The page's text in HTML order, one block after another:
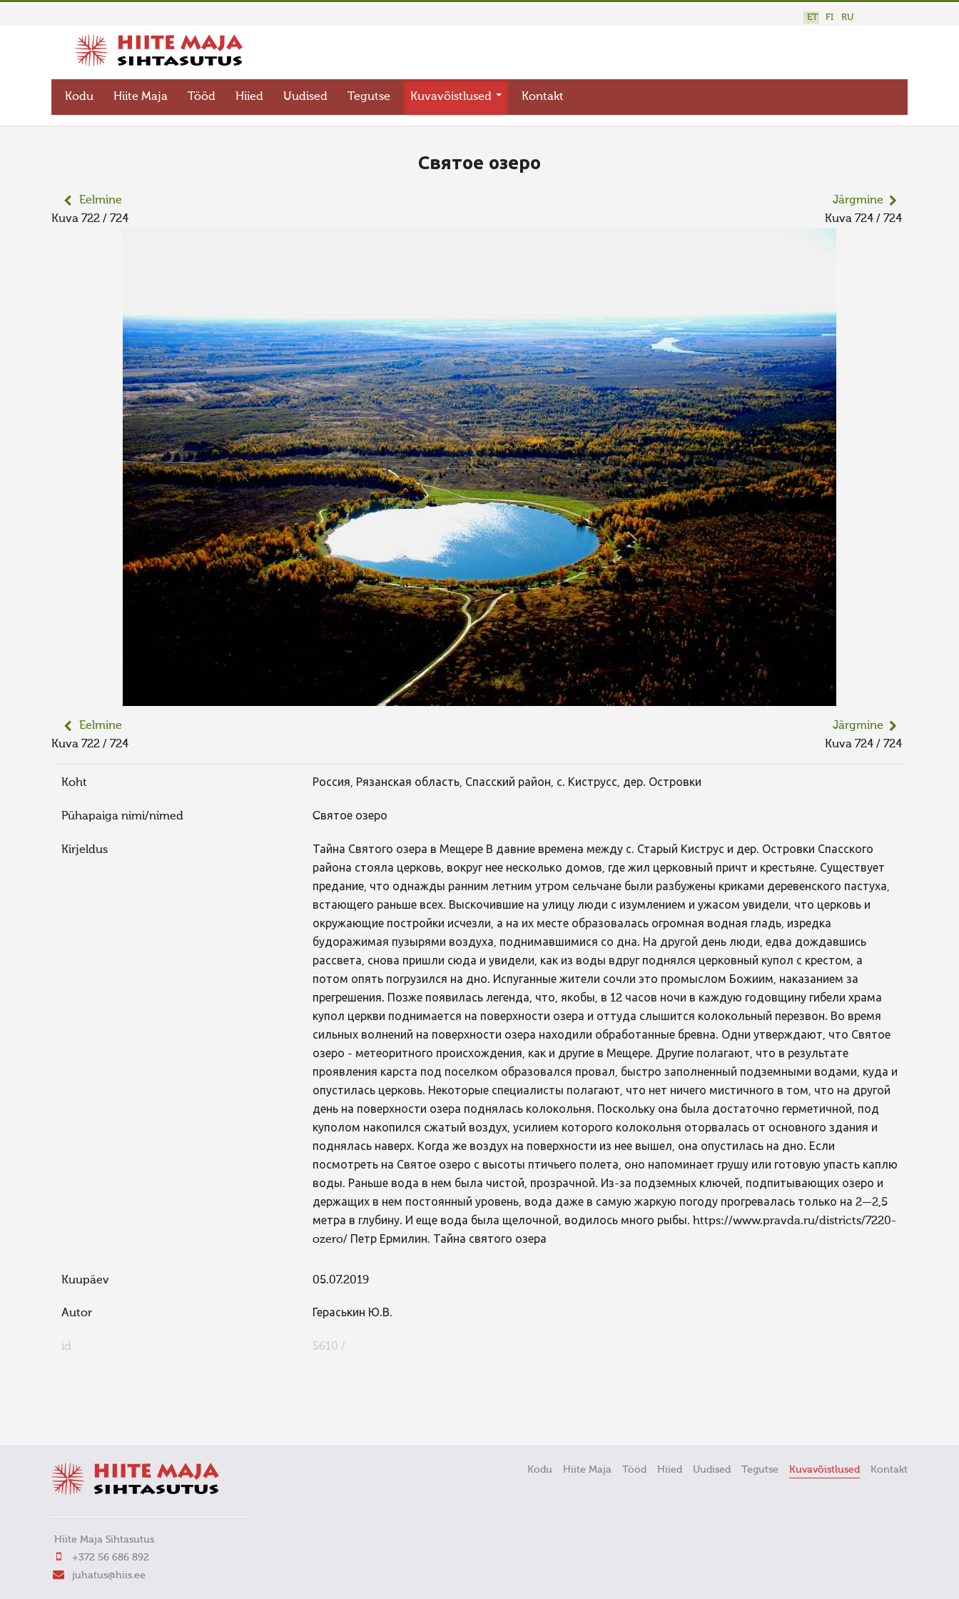
ET FI RU
Kodu Hiite Maja Tööd Hiied Uudised Tegutse Kuvavõistlused Kontakt
Святое озеро
Eelmine
Kuva 722 / 724
Järgmine
Kuva 724 / 724
Eelmine
Kuva 722 / 724
Järgmine
Kuva 724 / 724
Koht Россия, Рязанская область, Спасский район, с. Киструсс, дер. Островки
Pühapaiga nimi/nimed Cвятое озеро
Kirjeldus
Тайна Святого озера в Мещере В давние времена между с. Старый Киструс и дер. Островки Спасского
района стояла церковь, вокруг нее несколько домов, где жил церковный причт и крестьяне. Существует
предание, что однажды ранним летним утром сельчане были разбужены криками деревенского пастуха,
встающего раньше всех. Выскочившие на улицу люди с изумлением и ужасом увидели, что церковь и
окружающие постройки исчезли, а на их месте образовалась огромная водная гладь, изредка
будоражимая пузырями воздуха, поднимавшимися со дна. На другой день люди, едва дождавшись
рассвета, снова пришли сюда и увидели, как из воды вдруг поднялся церковный купол с крестом, а
потом опять погрузился на дно. Испуганные жители сочли это промыслом Божиим, наказанием за
прегрешения. Позже появилась легенда, что, якобы, в 12 часов ночи в каждую годовщину гибели храма
купол церкви поднимается на поверхности озера и оттуда слышится колокольный перезвон. Во время
сильных волнений на поверхности озера находили обработанные бревна. Одни утверждают, что Святое
озеро - метеоритного происхождения, как и другие в Мещере. Другие полагают, что в результате
проявления карста под поселком образовался провал, быстро заполненный подземными водами, куда и
опустилась церковь. Некоторые специалисты полагают, что нет ничего мистичного в том, что на другой
день на поверхности озера поднялась колокольня. Поскольку она была достаточно герметичной, под
куполом накопился сжатый воздух, усилием которого колокольня оторвалась от основного здания и
поднялась наверх. Когда же воздух на поверхности из нее вышел, она опустилась на дно. Если
посмотреть на Святое озеро с высоты птичьего полета, оно напоминает грушу или готовую упасть каплю
воды. Раньше вода в нем была чистой, прозрачной. Из-за подземных ключей, подпитывающих озеро и
держащих в нем постоянный уровень, вода даже в самую жаркую погоду прогревалась только на 2—2,5
метра в глубину. И еще вода была щелочной, водилось много рыбы. https://www.pravda.ru/districts/7220-
ozero/ Петр Ермилин. Тайна святого озера
Kuupäev 05.07.2019
Autor Гераськин Ю.В.
id 5610 /
Hiite Maja Sihtasutus
+372 56 686 892
juhatus@hiis.ee
Kodu Hiite Maja Tööd Hiied Uudised Tegutse Kuvavõistlused Kontakt